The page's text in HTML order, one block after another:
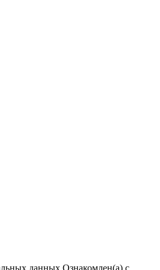
данных Ознакомлен(а) с